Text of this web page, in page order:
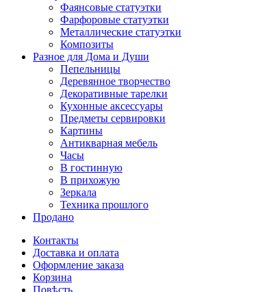
Фаянсовые статуэтки
Фарфоровые статуэтки
Металлические статуэтки
Композиты
Разное для Дома и Души
Пепельницы
Деревянное творчество
Декоративные тарелки
Кухонные аксессуары
Предметы сервировки
Картины
Антикварная мебель
Часы
В гостинную
В прихожую
Зеркала
Техника прошлого
Продано
Контакты
Доставка и оплата
Оформление заказа
Корзина